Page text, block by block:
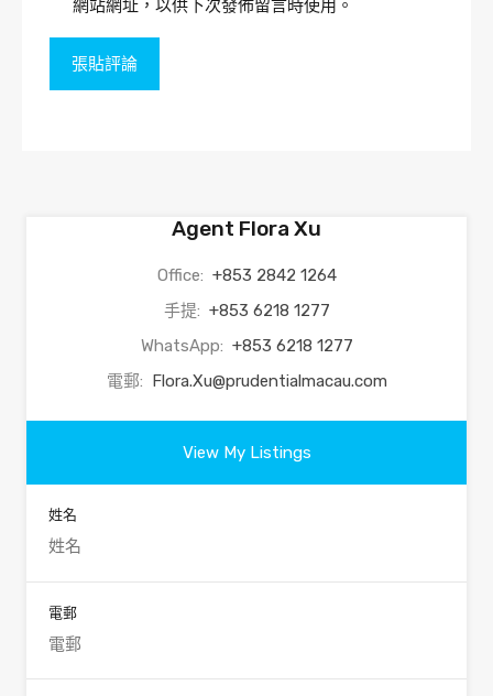
網站網址，以供下次發佈留言時使用。
Agent Flora Xu
Office: +853 2842 1264
手提: +853 6218 1277
WhatsApp: +853 6218 1277
電郵: Flora.Xu@prudentialmacau.com
View My Listings
姓名
電郵